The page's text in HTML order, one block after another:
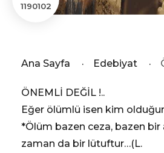
1190102
Ana Sayfa · Edebiyat ·
ÖNEMLİ DEĞİL !..
Eğer ölümlü isen kim
*Ölüm bazen ceza, bazen
zaman da bir lütuftur…(L.